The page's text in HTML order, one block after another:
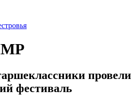
провели
фестиваль